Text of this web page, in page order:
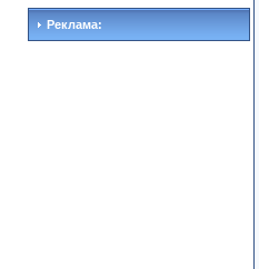
Реклама: